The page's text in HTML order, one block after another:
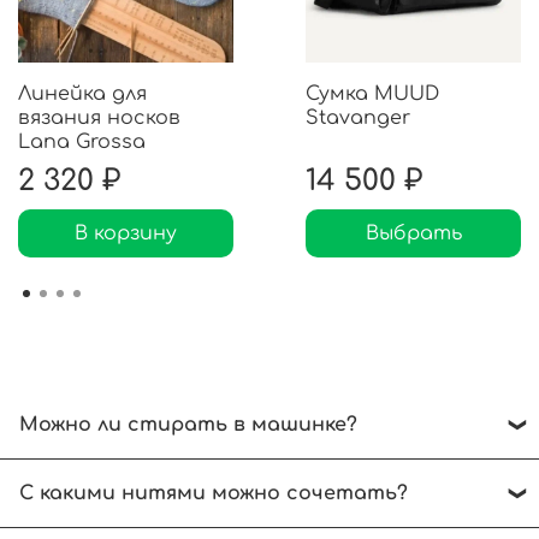
Линейка для
вязания носков
Lana Grossa
2 320 ₽
В корзину
Сумка MUUD
Stavanger
14 500 ₽
Выбрать
Можно ли стирать в машинке?
до 30 градусов. Отжимать без выкручивания.
Сушить на горизонтальной поверхности.
С какими нитями можно сочетать?